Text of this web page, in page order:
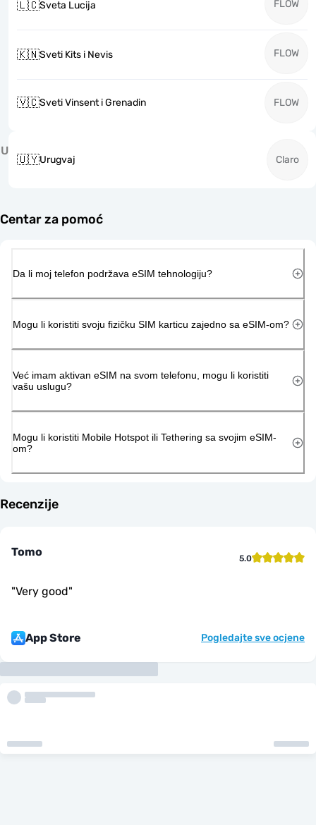
🇱🇨Sveta Lucija FLOW
🇰🇳Sveti Kits i Nevis FLOW
🇻🇨Sveti Vinsent i Grenadin FLOW
U
🇺🇾Urugvaj Claro
Centar za pomoć
Da li moj telefon podržava eSIM tehnologiju?
Mogu li koristiti svoju fizičku SIM karticu zajedno sa eSIM-om?
Već imam aktivan eSIM na svom telefonu, mogu li koristiti
vašu uslugu?
Mogu li koristiti Mobile Hotspot ili Tethering sa svojim eSIM-
om?
Recenzije
Tomo 5.0
"Very good"
App Store Pogledajte sve ocjene